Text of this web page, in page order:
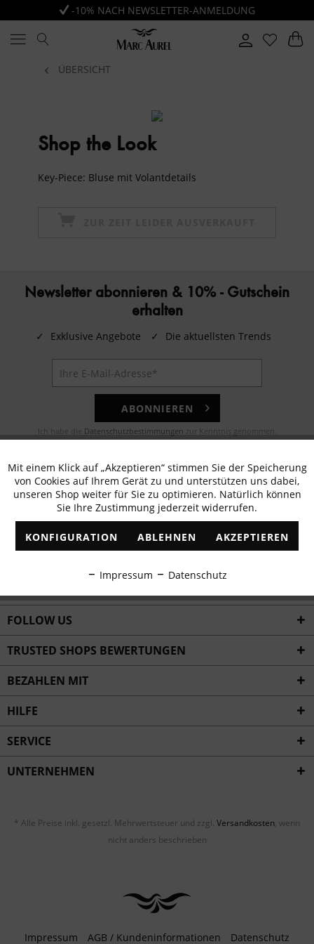
-10% NACH NEWSLETTER-ANMELDUNG
ÜBERSICHT
Shop the Look
Key-Piece: Bluse mit Volantdetails
Newsletter abonnieren & 10% - Gutschein
erhalten
✓ Exklusive Angebote ✓ Die aktuellsten Trends
ABONNIEREN
Ich habe die Datenschutzbestimmungen zur Kenntnis genommen.
E-MAIL
Noch Fragen? Unser Kundenservice hilft Ihnen gerne!
Schreiben Sie eine Nachricht an:
FOLLOW US
TRUSTED SHOPS BEWERTUNGEN
BEZAHLEN MIT
HILFE
SERVICE
UNTERNEHMEN
* Alle Preise inkl. gesetzl. Mehrwertsteuer und zzgl. Versandkosten, wenn
nicht anders beschrieben
Impressum AGB / Kundeninformationen Datenschutz
Funktionale Aktiv
Marketing Inaktiv
Tracking Inaktiv
Personalisierung Inaktiv
Service Inaktiv
Mit einem Klick auf „Akzeptieren“ stimmen Sie der Speicherung
von Cookies auf Ihrem Gerät zu und unterstützen uns dabei,
unseren Shop weiter für Sie zu optimieren. Natürlich können
Sie Ihre Zustimmung jederzeit widerrufen.
KONFIGURATION ABLEHNEN AKZEPTIEREN
Impressum Datenschutz